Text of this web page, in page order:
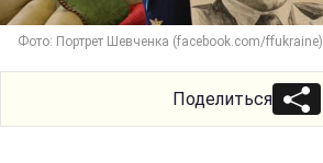
Фото: Портрет Шевченка (facebook.com/ffukraine)
Поделиться